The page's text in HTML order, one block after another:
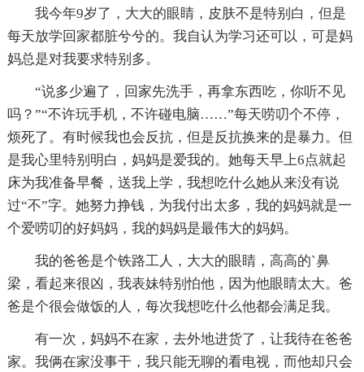
我今年9岁了，大大的眼睛，皮肤不是特别白，但是
每天放学回家都脏兮兮的。我自认为学习还可以，可是妈
妈总是对我要求特别多。
“说多少遍了，回家先洗手，再拿东西吃，你听不见
吗？”“不许玩手机，不许碰电脑……”每天唠叨个不停，
烦死了。有时候我也会反抗，但是反抗换来的是暴力。但
是我心里特别明白，妈妈是爱我的。她每天早上6点就起
床为我准备早餐，送我上学，我想吃什么她从来没有说
过“不”字。她努力挣钱，为我付出太多，我的妈妈就是一
个爱唠叨的好妈妈，我的妈妈是最伟大的妈妈。
我的爸爸是个铁路工人，大大的眼睛，高高的`鼻
梁，看起来很凶，我表妹特别怕他，因为他眼睛太大。爸
爸是个很会做饭的人，每次我想吃什么他都会满足我。
有一次，妈妈不在家，去外地进货了，让我待在爸爸
家。我俩在家没事干，我只能无聊的看电视，而他却只会